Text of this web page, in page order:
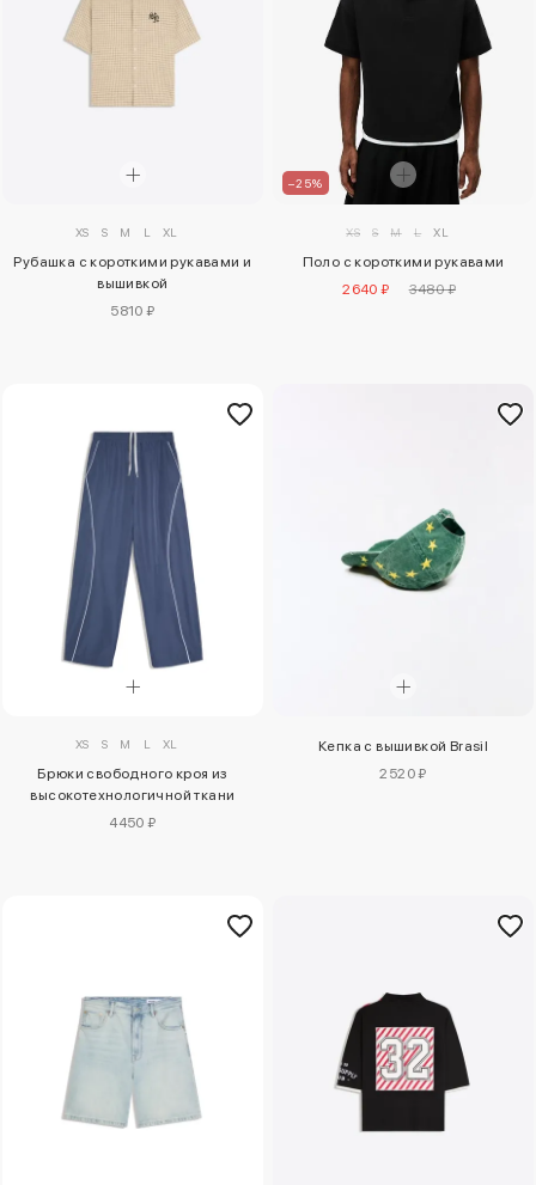
XS S M L XL
Рубашка с короткими рукавами и
вышивкой
5810 ₽
–25%
XS S M L XL
Поло с короткими рукавами
2640 ₽
3480 ₽
XS S M L XL
Брюки свободного кроя из
высокотехнологичной ткани
4450 ₽
Кепка с вышивкой Brasil
2520 ₽